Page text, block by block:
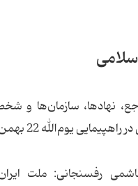
نهادها، سازمان‌ها و
یوم‌الله 22 بهمن
رفسنجانی: ملت